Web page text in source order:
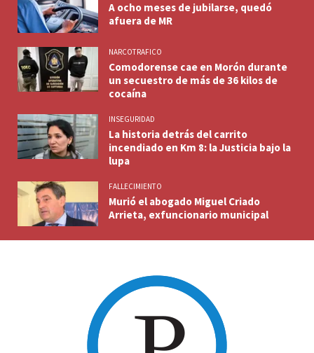
A ocho meses de jubilarse, quedó
afuera de MR
NARCOTRAFICO
Comodorense cae en Morón durante
un secuestro de más de 36 kilos de
cocaína
INSEGURIDAD
La historia detrás del carrito
incendiado en Km 8: la Justicia bajo la
lupa
FALLECIMIENTO
Murió el abogado Miguel Criado
Arrieta, exfuncionario municipal